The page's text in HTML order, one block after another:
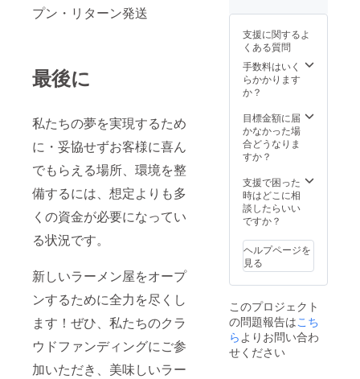
プン・リターン発送
最後に
私たちの夢を実現するため
に・妥協せずお客様に喜ん
でもらえる場所、環境を整
備するには、想定よりも多
くの資金が必要になってい
る状況です。
新しいラーメン屋をオープ
ンするために全力を尽くし
ます！ぜひ、私たちのクラ
ウドファンディングにご参
加いただき、美味しいラー
２６
ます。
※大盛
り、
トッピ
ング、
ドリン
金とな
りま
す。 物
2211 山
形県南
陽市赤
湯３１
す。 こ
の価格
から大
きくず
れるこ
とはあ
参考価
格と考
えてい
いで
す。 ※
交通
費・滞
どは自
己負担
となり
ます。
り、
トッピ
ング、
ドリン
クなど
mm ※備
支援者
様のお
名前を
ご記載
くださ
ロゴな
どの
データ
の受け
メール
でご対
応いた
しま
暴力的
な表
現、性
的表
種、国
籍、信
条、性
別、社
会的身
支援に関するよ
くある質問
手数料はいく
らかかります
か？
目標金額に届
かなかった場
合どうなりま
すか？
支援で困った
時はどこに相
談したらいい
ですか？
ヘルプページを
見る
このプロジェクト
の問題報告はこち
ら よりお問い合わ
せください